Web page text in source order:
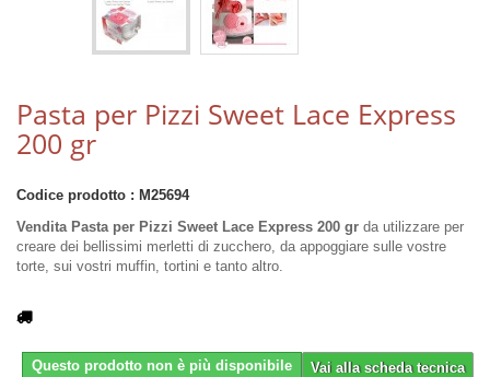
Pasta per Pizzi Sweet Lace Express
200 gr
Codice prodotto : M25694
Vendita Pasta per Pizzi Sweet Lace Express 200 gr da utilizzare per
creare dei bellissimi merletti di zucchero, da appoggiare sulle vostre
torte, sui vostri muffin, tortini e tanto altro.
Vai alla scheda tecnica
Questo prodotto non è più disponibile